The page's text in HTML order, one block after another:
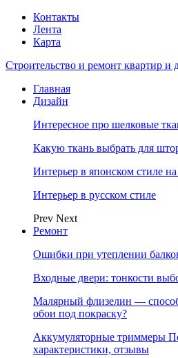
Контакты
Лента
Карта
Строительство и ремонт квартир и
Главная
Дизайн
Интересное про шелковые
Какую ткань выбрать для
Интерьер в японском стиле
Интерьер в русском стиле
Prev Next
Ремонт
Ошибки при утеплении
Входные двери: тонкости
Малярный флизелин —
обои под покраску?
Аккумуляторные триммеры
характеристики, отзывы